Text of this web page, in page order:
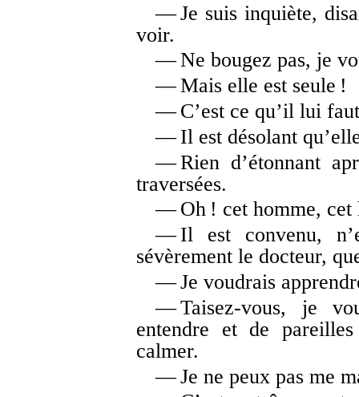
— Je suis inquiète,
voir.
— Ne bougez pas, je
— Mais elle est seule !
— C’est ce qu’il lui
— Il est désolant
— Rien d’étonnant
traversées.
— Oh ! cet homme, cet
— Il est convenu,
sévèrement le docteur,
— Je voudrais
— Taisez-vous, je
entendre et de
calmer.
— Je ne peux pas me